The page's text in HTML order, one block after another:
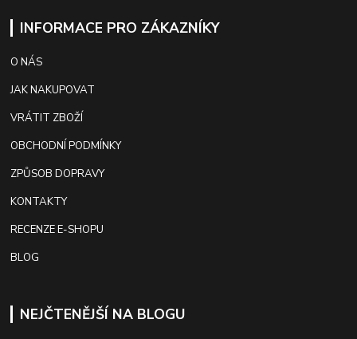
INFORMACE PRO ZÁKAZNÍKY
O NÁS
JAK NAKUPOVAT
VRÁTIT ZBOŽÍ
OBCHODNÍ PODMÍNKY
ZPŮSOB DOPRAVY
KONTAKTY
RECENZE E-SHOPU
BLOG
NEJČTENĚJŠÍ NA BLOGU